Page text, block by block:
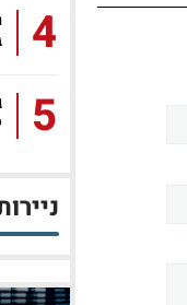
4
5